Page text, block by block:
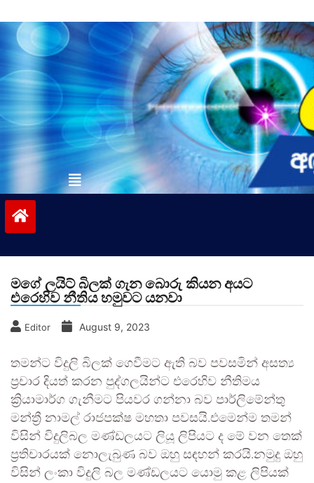
to
contentvinivida.lk
මගේ ලයිට් බිලක් ගැන බොරු කියන අයට
එරෙහිව නීතිය හමුවට යනවා
Editor August 9, 2023
තමන්ට විදුලි බිලක් ගෙවීමට ඇති බව පවසමින් අසත්‍ය
ප්‍රචාර දියත් කරන පුද්ගලයින්ට එරෙහිව නීතිමය
ක්‍රියාමාර්ග ගැනීමට පියවර ගන්නා බව පාර්ලිමේන්තු
මන්ත්‍රී නාමල් රාජපක්ෂ මහතා පවසයි.එමෙන්ම තමන්
විසින් විදුලිබල මණ්ඩලයට ලියූ ලිපියට ද මේ වන තෙක්
ප්‍රතිචාරයක් නොලැබුණ බව ඔහු සඳහන් කරයි.නමුදු ඔහු
විසින් ලංකා විදුලි බල මණ්ඩලයට යොමු කළ ලිපියක්